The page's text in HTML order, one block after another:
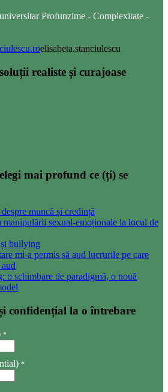
Profunzime - Complexitate -
elisabeta.stanciulescu
realiste și curajoase
mai profund ce (ți) se
muncă și credință
sexual-emoționale la locul de
bullying
mi-a permis să aud lucrurile pe care
o schimbare de paradigmă, o nouă
confidențial la o întrebare
*
*